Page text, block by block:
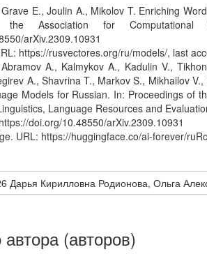
E., Joulin A., Mikolov T. Enriching
the Association for Computational
arXiv.2309.10931
https://rusvectores.org/ru/models/, last
A., Kalmykov A., Kadulin V.,
A., Shavrina T., Markov S., Mikhailov
Models for Russian. In: Proceedings of
Language Resources and
doi.org/10.48550/arXiv.2309.10931
URL: https://huggingface.co/ai-forever/
Дарья Кирилловна Родионова, Ольга
(авторов)